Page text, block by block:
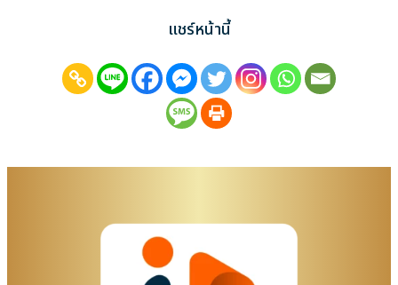
แชร์หน้านี้